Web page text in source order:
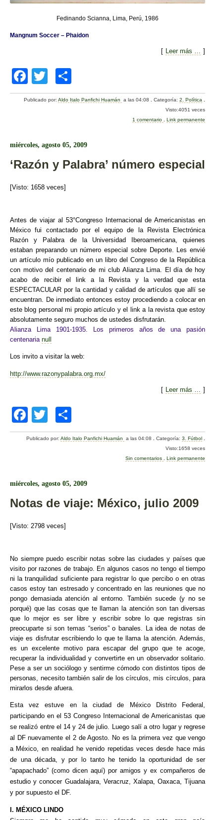
Fedinando Scianna, Lima, Perú, 1986
Mangnum Soccer – Phaidon
[ Leer más … ]
F
a
b
o
k
wi
tt
o
m
ar
tir
Publicado por:Aldo Italo Panfichi Huamán a las 04:08 .Categoría:2. Política
Visto:4051 veces
1 comentario
Link permanente
miércoles, agosto 05, 2009
‘Razón y Palabra’ número especial
[Visto: 1658 veces]
Antes de viajar al 53°Congreso Internacional de Americanistas en
México fui contactado por el equipo de la Revista Electrónica
Razón y Palabra de la Universidad Iberoamericana, quienes
estaban preparando un número especial sobre Deporte. Les envié
un artículo mío publicado en un libro del Congreso de la República
con motivo del centenario de mi club Alianza Lima. El día de hoy
acabo de recibir el link a la Revista y la verdad que esta
ESPECTACULAR por la cantidad y calidad de artículos que allí se
encuentran. De inmediato entonces estoy procediendo a colocar en
este blog personal mi propio artículo y el link a la revista que estoy
absolutamente seguro muchos de ustedes disfrutarán.
Alianza Lima 1901-1935. Los primeros años de una pasión
centenaria null
Los invito a visitar la web:
http://www.razonypalabra.org.mx/
[ Leer más … ]
F
a
b
o
k
wi
tt
o
m
ar
tir
Publicado por:Aldo Italo Panfichi Huamán a las 04:08 .Categoría:3. Fútbol
Visto:1658 veces
Sin comentarios
Link permanente
miércoles, agosto 05, 2009
Notas de viaje: México, julio 2009
[Visto: 2798 veces]
No siempre puedo escribir notas sobre las ciudades y países que
visito por razones de trabajo. En algunos casos no tengo el tiempo
ni la tranquilidad suficiente para registrar lo que percibo o en otras
casos estoy tan estresado y concentrado en las reuniones que no
pongo demasiada atención al entorno. También sucede (y no se
porqué) que las cosas que te llaman la atención son tan diversas
que lo mejor es ser libre y escribir sobre lo que registras sin
preocuparte si son temas “serios” o banales. La idea de notas de
viaje es disfrutar escribiendo lo que te llama la atención. Además,
es un excelente motivo para escapar del grupo que te acoge,
recuperar la individualidad y convertirte en un observador solitario.
Pese a ser un sociólogo y sentirme cómodo con distintos tipos de
personas, necesito también salir de los círculos, mis círculos, para
mirarlos desde afuera.
Esta vez estuve en la ciudad de México Distrito Federal,
participando en el 53 Congreso Internacional de Americanistas que
se realizó entre el 14 y 24 de julio. Luego salí a otro lugar y regrese
al DF nuevamente el 2 de Agosto. No es la primera vez que vengo
a México, en realidad he venido repetidas veces desde hace más
de una década, y por lo tanto he tenido la oportunidad de ser
“apapachado” (como dicen aquí) por amigos y ex compañeros de
estudio y conocer Guadalajara, Veracruz, Xalapa, Oaxaca, Tijuana
y por supuesto el DF.
I. MÉXICO LINDO